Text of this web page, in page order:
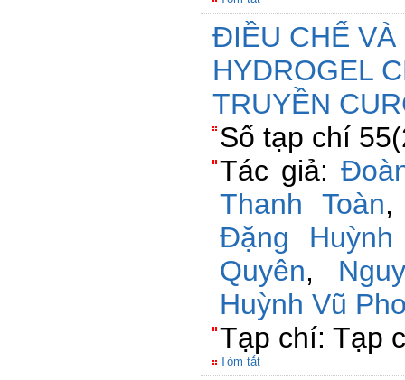
ĐIỀU CHẾ
HYDROGEL
TRUYỀN
Số tạp chí
Tác giả:
Thanh Toàn
Đặng Huỳnh
Quyên,
Huỳnh Vũ
Tạp chí: Tạp
Tóm tắt